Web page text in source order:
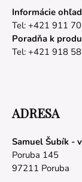
Informácie
Tel: +421 911
Poradňa k
Tel: +421 918
ADRESA
Samuel Šubík -
Poruba 145
97211 Poruba